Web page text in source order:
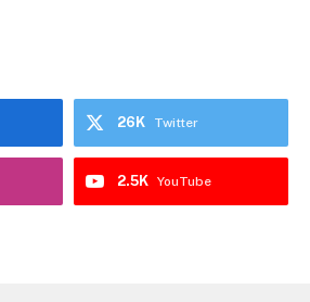
Twitter
26K
YouTube
2.5K